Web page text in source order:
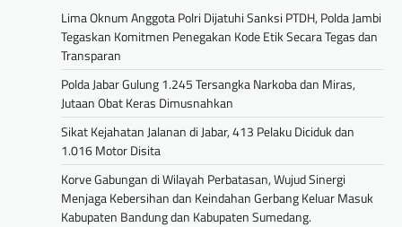
Lima Oknum Anggota Polri Dijatuhi Sanksi PTDH, Polda Jambi
Tegaskan Komitmen Penegakan Kode Etik Secara Tegas dan
Transparan
Polda Jabar Gulung 1.245 Tersangka Narkoba dan Miras,
Jutaan Obat Keras Dimusnahkan
Sikat Kejahatan Jalanan di Jabar, 413 Pelaku Diciduk dan
1.016 Motor Disita
Korve Gabungan di Wilayah Perbatasan, Wujud Sinergi
Menjaga Kebersihan dan Keindahan Gerbang Keluar Masuk
Kabupaten Bandung dan Kabupaten Sumedang.